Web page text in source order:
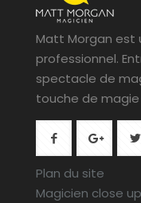
Matt Morgan est
professionnel.
spectacle de
touche de
Plan du site
Magicien close